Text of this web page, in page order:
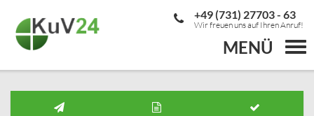
MENÜ
+49 (731) 27703 - 63
Wir freuen uns auf Ihren Anruf!